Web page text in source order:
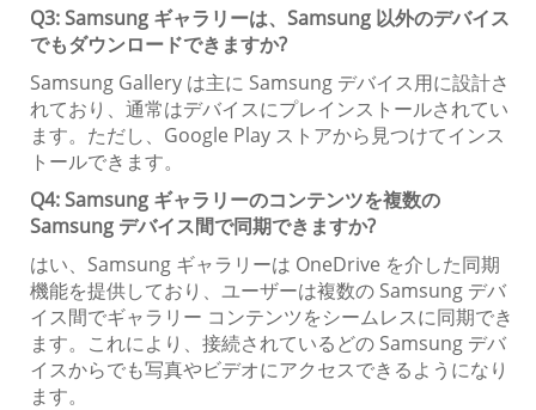
Q3: Samsung ギャラリーは、Samsung 以外のデバイス
でもダウンロードできますか?
Samsung Gallery は主に Samsung デバイス用に設計さ
れており、通常はデバイスにプレインストールされてい
ます。ただし、Google Play ストアから見つけてインス
トールできます。
Q4: Samsung ギャラリーのコンテンツを複数の
Samsung デバイス間で同期できますか?
はい、Samsung ギャラリーは OneDrive を介した同期
機能を提供しており、ユーザーは複数の Samsung デバ
イス間でギャラリー コンテンツをシームレスに同期でき
ます。これにより、接続されているどの Samsung デバ
イスからでも写真やビデオにアクセスできるようになり
ます。